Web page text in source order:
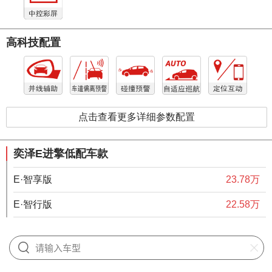
高科技配置
点击查看更多详细参数配置
奕泽E进擎低配车款
E·智享版 23.78万
E·智行版 22.58万